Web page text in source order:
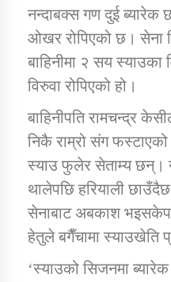
कार्यक्रम
नन्दाबक्स गण दुई ब्यारेक
ओखर रोपिएको छ। सेना
बाहिनीमा २ सय
विरुवा रोपिएको हो।
बाहिनीपति रामचन्द्र
निकै राम्रो संग
स्याउ फुलेर सेताम्य छन्।
थालेपछि हरियाली
सेनाबाट अबकाश
हेतुले बगैँचामा स्याउखेति
‘स्याउको सिजनमा